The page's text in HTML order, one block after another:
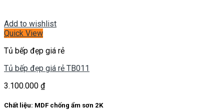
Add to wishlist
Quick View
Tủ bếp đẹp giá rẻ
Tủ bếp đẹp giá rẻ TB011
3.100.000 ₫
Chất liệu: MDF chống ẩm sơn 2K